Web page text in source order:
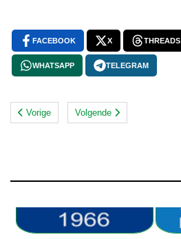
FACEBOOK X THREADS
WHATSAPP TELEGRAM
Vorige Volgende